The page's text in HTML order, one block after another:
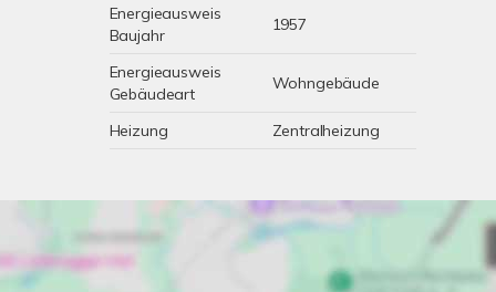
Energieausweis
Baujahr
1957
Energieausweis
Gebäudeart
Wohngebäude
Heizung Zentralheizung